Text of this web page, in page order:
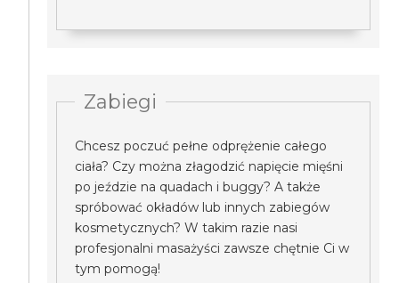
Zabiegi
Chcesz poczuć pełne odprężenie całego
ciała? Czy można złagodzić napięcie mięśni
po jeździe na quadach i buggy? A także
spróbować okładów lub innych zabiegów
kosmetycznych? W takim razie nasi
profesjonalni masażyści zawsze chętnie Ci w
tym pomogą!